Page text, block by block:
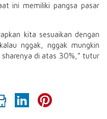
ini memiliki pangsa pasar
kita sesuaikan dengan
nggak, nggak mungkin
sharenya di atas 30%,” tutur